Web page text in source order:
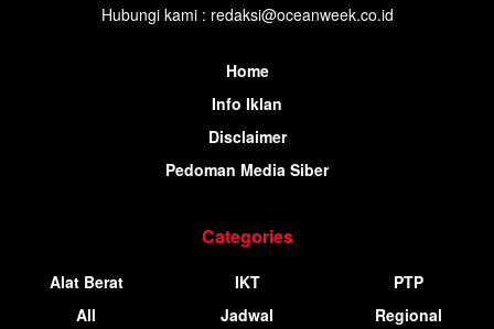
Hubungi kami : redaksi@oceanweek.co.id
Home
Info Iklan
Disclaimer
Pedoman Media Siber
Categories
Alat Berat
All
IKT
Jadwal
PTP
Regional